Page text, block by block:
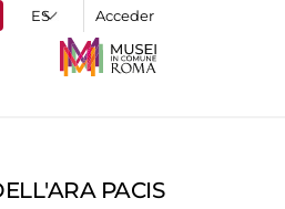
Acceder
PACIS